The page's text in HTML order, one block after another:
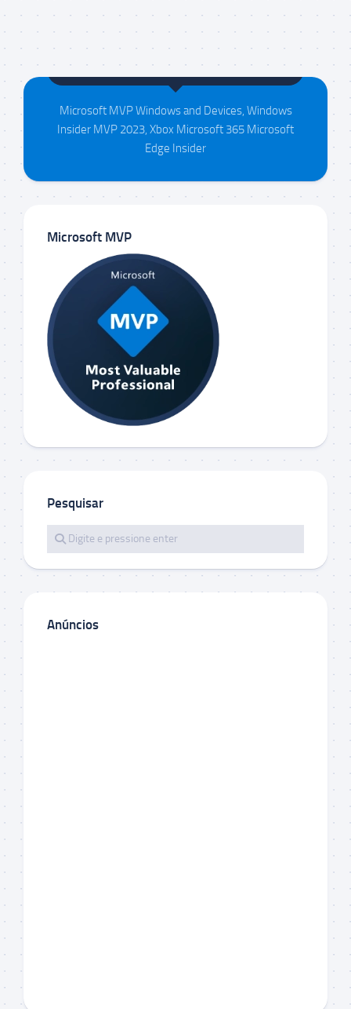
Maison da Silva
Microsoft MVP Windows and Devices, Windows
Insider MVP 2023, Xbox Microsoft 365 Microsoft
Edge Insider
Microsoft MVP
Pesquisar
Anúncios